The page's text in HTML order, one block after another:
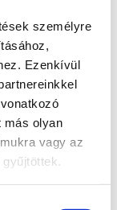
személyre
Ezenkívül
más olyan
vagy az